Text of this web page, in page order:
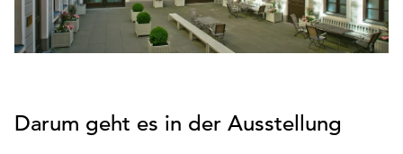
sowie
solche,
anonymen
Darum geht es in der Ausstellung